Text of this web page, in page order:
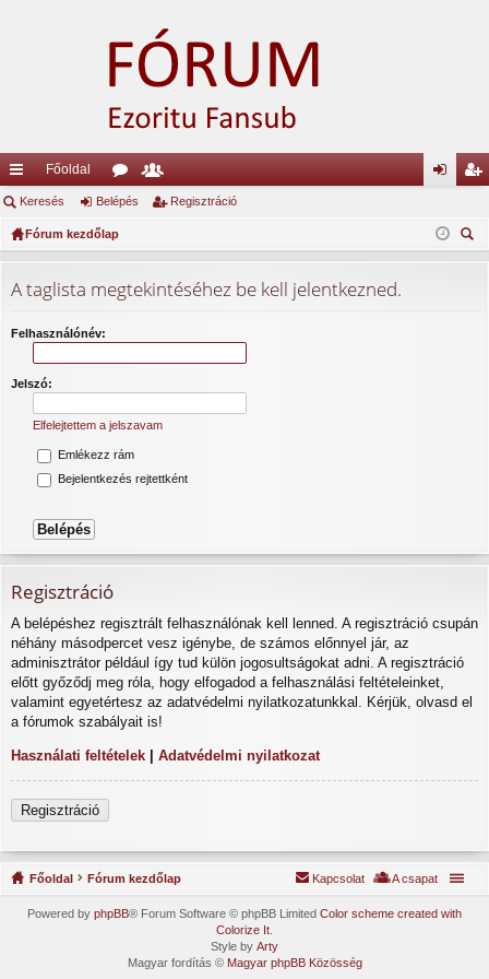
yo
rs
ke
k
Főoldal
ór
u
ok
ag
ép is
Keresés Belépés Regisztráció
Fórum kezdőlap
A taglista megtekintéséhez be kell jelentkezned.
Felhasználónév:
Jelszó:
Elfelejtettem a jelszavam
Emlékezz rám
Bejelentkezés rejtettként
Regisztráció
A belépéshez regisztrált felhasználónak kell lenned. A regisztráció csupán
néhány másodpercet vesz igénybe, de számos előnnyel jár, az
adminisztrátor például így tud külön jogosultságokat adni. A regisztráció
előtt győződj meg róla, hogy elfogadod a felhasználási feltételeinket,
valamint egyetértesz az adatvédelmi nyilatkozatunkkal. Kérjük, olvasd el
a fórumok szabályait is!
Használati feltételek | Adatvédelmi nyilatkozat
Regisztráció
Főoldal Fórum kezdőlap A csapat
Kapcsolat
Powered by phpBB® Forum Software © phpBB Limited Color scheme created with
Colorize It
Style by Arty
Magyar fordítás © Magyar phpBB Közösség